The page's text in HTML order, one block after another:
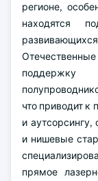
регионе,
находятся
что приводит к
и
и нишевые
прямое